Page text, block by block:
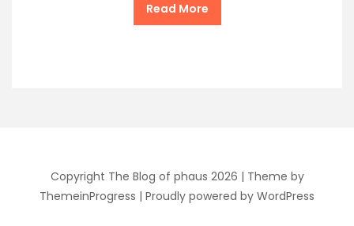
Read More
Copyright The Blog of phaus 2026 | Theme by
ThemeinProgress | Proudly powered by WordPress